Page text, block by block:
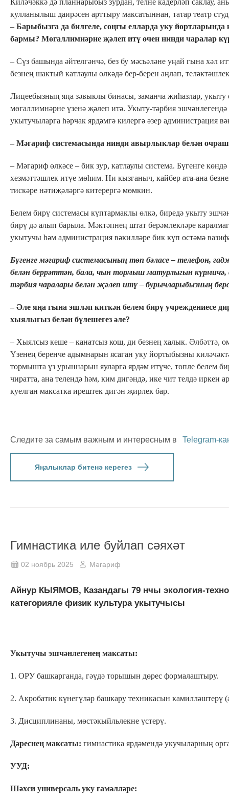
Киләчәккә дә планнарыбыз зурдан, телне кадерләп саклау,
кулланылыш даирәсен арттыру максатыннан, татар театр
– Барыбызга да билгеле, соңгы елларда уку йортларында
бармы? Мөгаллимнәрне җәлеп итү өчен нинди чаралар
– Сүз башында әйтелгәнчә, без бу мәсьәләне уңай гына хәл
безнең шактый катлаулы өлкәдә бер-берен аңлап,
Лицеебызның яңа зәвыклы бинасы, заманча җиһазлар, укыту
мөгаллимнәрне үзенә җәлеп итә. Укыту-тәрбия
укытучыларга һәрчак ярдәмгә килергә әзер администрация
– Мәгариф системасында нинди авырлыклар белән
– Мәгариф өлкәсе – бик зур, катлаулы система. Бүгенге
хезмәттәшлек итүе мөһим. Ни кызганыч, кайбер ата-ана
тискәре нәтиҗәләргә китерергә мөмкин.
Белем бирү системасы күптармаклы өлкә, биредә укыту
бирү дә алып барыла. Мәктәпнең штат берәмлекләре
укытучы һәм администрация вәкилләре бик күп өстәмә
Бүгенге мәгариф системасының төп бәласе – телефон,
белән беррәттән, бала, чын тормыш матурлыгын
тәрбия чаралары белән җәлеп итү – бурычларыбызның
– Әле яңа гына эшләп киткән белем бирү учреждениесе
хыялыгыз белән бүлешегез әле?
– Хыялсыз кеше – канатсыз кош, ди безнең халык. Әлбәттә,
Үзенең беренче адымнарын ясаган уку йортыбызны
тормышта үз урыннарын яуларга ярдәм итүче, төпле белем
чиратта, ана телендә һәм, ким дигәндә, ике чит телдә иркен
куелган максатка ирештек дигән җирлек бар.
Следите за самым важным и интересным в Telegram-
Яңалыклар битенә керегез
Гимнастика иле буйлап сәяхәт
02 ноябрь 2025 Мәгариф
Айнур КЫЯМОВ, Казандагы 79 нчы экология-
категорияле физик культура укытучысы
Укытучы эшчәнлегенең максаты:
1. ОРУ башкарганда, гәүдә торышын дөрес формалаштыру.
2. Акробатик күнегүләр башкару техникасын камилләштерү
3. Дисциплинаны, мөстәкыйльлекне үстерү.
Дәреснең максаты: гимнастика ярдәмендә укучыларның
УУД:
Шәхси универсаль уку гамәлләре: